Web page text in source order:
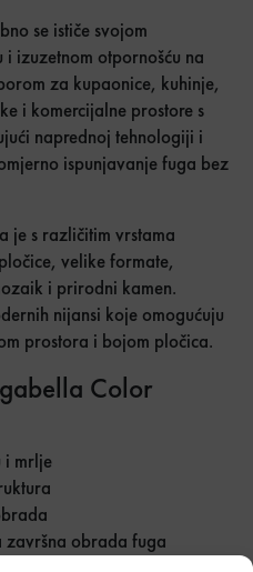
se ističe svojom
izuzetnom otpornošću na
za kupaonice, kuhinje,
i komercijalne prostore s
naprednoj tehnologiji i
ispunjavanje fuga bez
je s različitim vrstama
velike formate,
i prirodni kamen.
nijansi koje omogućuju
prostora i bojom pločica.
Color
i mrlje
završna obrada fuga